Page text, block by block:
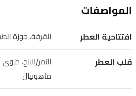
القاعدة
الفانيليا،
حبوب
التونكا،
المواصفات
افتتاحية العطر القرفة، جوزة
قلب العطر
التمر/البلح،
ماهونيال